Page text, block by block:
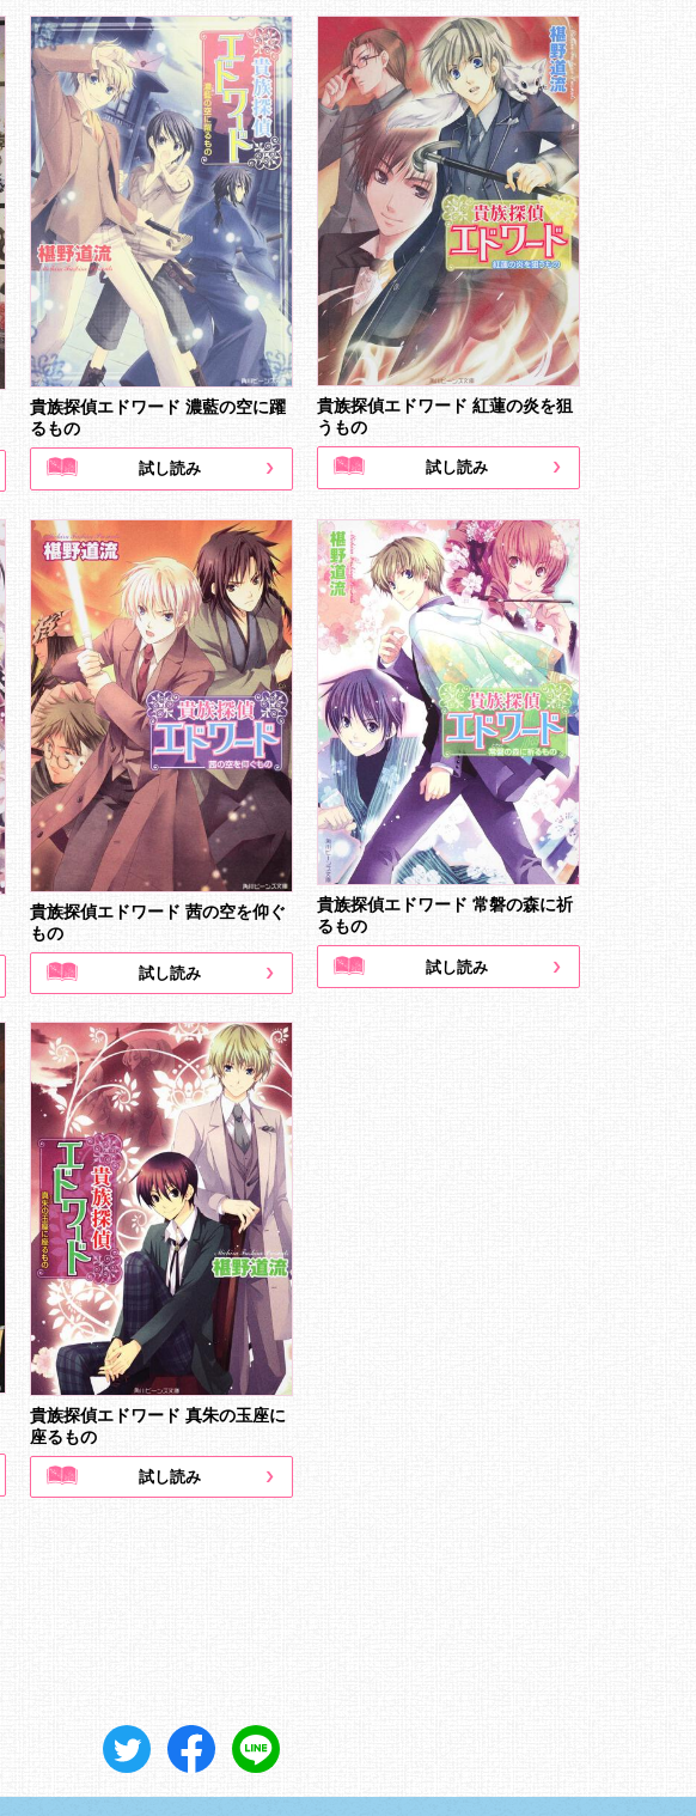
貴族探偵エドワード 濃藍の空に躍
るもの
試し読み
貴族探偵エドワード 紅蓮の炎を狙
うもの
試し読み
貴族探偵エドワード 茜の空を仰ぐ
もの
試し読み
貴族探偵エドワード 常磐の森に祈
るもの
試し読み
貴族探偵エドワード 真朱の玉座に
座るもの
試し読み